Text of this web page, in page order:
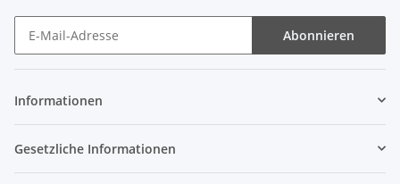
Abonnieren
Informationen
Gesetzliche Informationen